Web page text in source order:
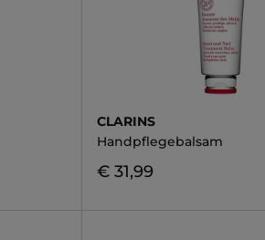
CLARINS
Handpflegebalsam
€ 31,99